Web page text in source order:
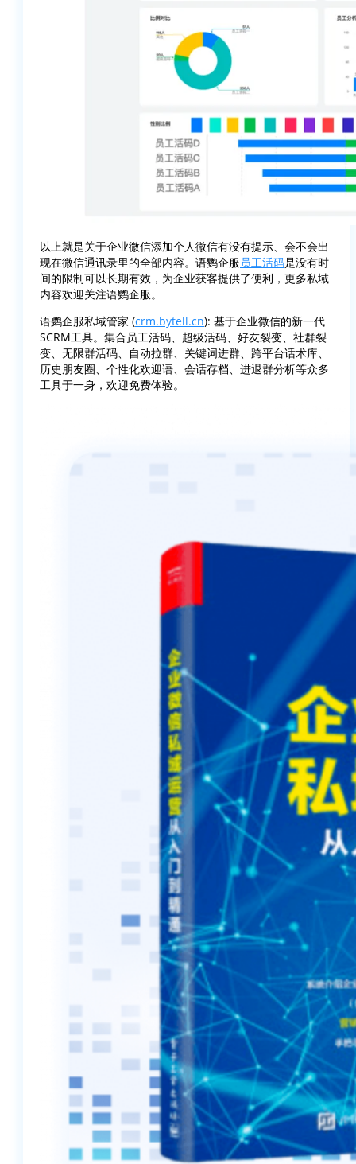
以上就是关于企业微信添加个人微信有没有提示、会不会出
现在微信通讯录里的全部内容。语鹦企服员工活码是没有时
间的限制可以长期有效，为企业获客提供了便利，更多私域
内容欢迎关注语鹦企服。
语鹦企服私域管家 (crm.bytell.cn): 基于企业微信的新一代
SCRM工具。集合员工活码、超级活码、好友裂变、社群裂
变、无限群活码、自动拉群、关键词进群、跨平台话术库、
历史朋友圈、个性化欢迎语、会话存档、进退群分析等众多
工具于一身，欢迎免费体验。